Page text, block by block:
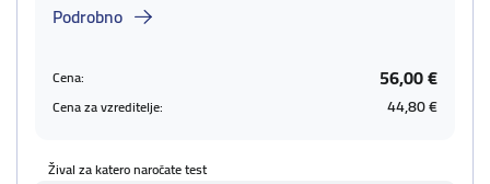
Podrobno
Cena: 56,00 €
Cena za vzreditelje: 44,80 €
Žival za katero naročate test